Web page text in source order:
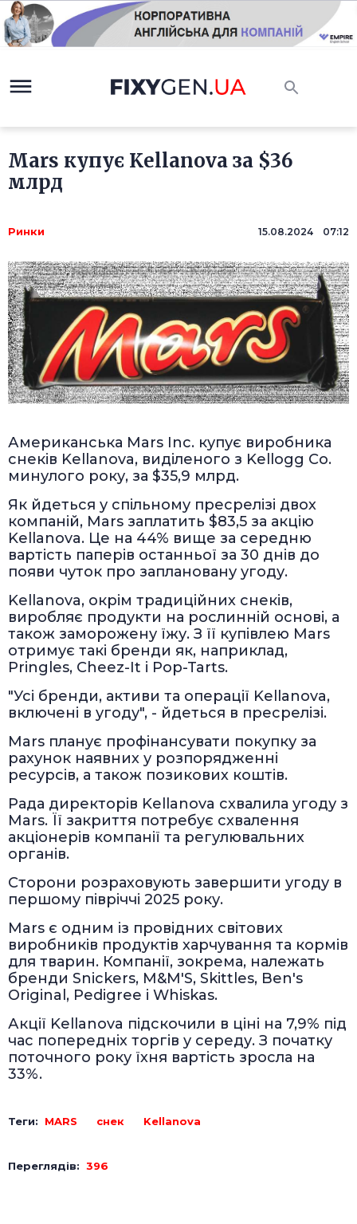
Mars купує Kellanova за $36
млрд
Ринки 15.08.2024 07:12
Американська Mars Inc. купує виробника
снеків Kellanova, виділеного з Kellogg Co.
минулого року, за $35,9 млрд.
Як йдеться у спільному пресрелізі двох
компаній, Mars заплатить $83,5 за акцію
Kellanova. Це на 44% вище за середню
вартість паперів останньої за 30 днів до
появи чуток про заплановану угоду.
Kellanova, окрім традиційних снеків,
виробляє продукти на рослинній основі, а
також заморожену їжу. З її купівлею Mars
отримує такі бренди як, наприклад,
Pringles, Cheez-It і Pop-Tarts.
"Усі бренди, активи та операції Kellanova,
включені в угоду", - йдеться в пресрелізі.
Mars планує профінансувати покупку за
рахунок наявних у розпорядженні
ресурсів, а також позикових коштів.
Рада директорів Kellanova схвалила угоду з
Mars. Її закриття потребує схвалення
акціонерів компанії та регулювальних
органів.
Сторони розраховують завершити угоду в
першому півріччі 2025 року.
Mars є одним із провідних світових
виробників продуктів харчування та кормів
для тварин. Компанії, зокрема, належать
бренди Snickers, M&M'S, Skittles, Ben's
Original, Pedigree і Whiskas.
Акції Kellanova підскочили в ціні на 7,9% під
час попередніх торгів у середу. З початку
поточного року їхня вартість зросла на
33%.
Теги: MARS снек Kellanova
Переглядів: 396